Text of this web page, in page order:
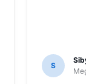
S
Siby